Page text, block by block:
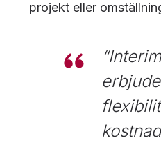
projekt eller